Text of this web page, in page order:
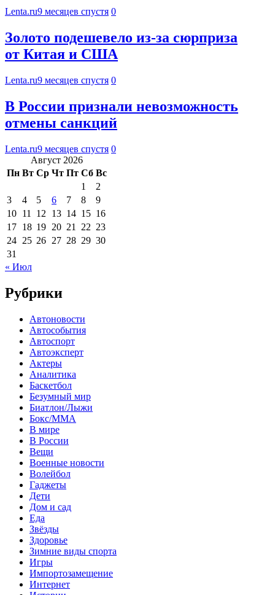
Lenta.ru9 месяцев спустя 0
Золото подешевело из-за сюрприза
от Китая и США
Lenta.ru9 месяцев спустя 0
В России признали невозможность
отмены санкций
Lenta.ru9 месяцев спустя 0
Август 2026
Пн Вт Ср Чт Пт Сб Вс
1
2
3
4 5 6 7 8
9
10 11 12 13 14 15 16
17 18 19 20 21 22 23
24 25 26 27 28 29 30
31
« Июл
Рубрики
Автоновости
Автособытия
Автоспорт
Автоэксперт
Актеры
Аналитика
Баскетбол
Безумный мир
Биатлон/Лыжи
Бокс/MMA
В мире
В России
Вещи
Военные новости
Волейбол
Гаджеты
Дети
Дом и сад
Еда
Звёзды
Здоровье
Зимние виды спорта
Игры
Импортозамещение
Интернет